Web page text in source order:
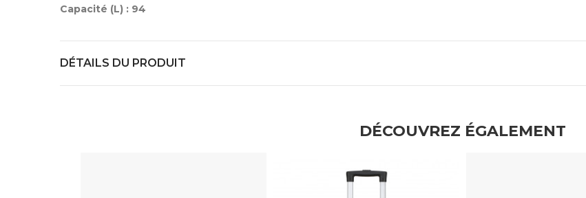
Capacité (L) : 94
DÉTAILS DU PRODUIT
DÉCOUVREZ ÉGALEMENT